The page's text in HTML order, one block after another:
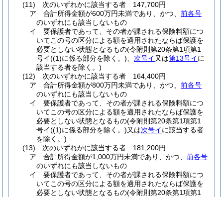
(11)
次のいずれかに該当する者 147,700円
ア
合計所得金額が600万円未満であり、かつ、 前各号
のいずれにも該当しないもの
イ
要保護者であって、その者が課される保険料額につ
いてこの号の区分による額を適用されたならば保護を
必要としない状態となるもの(令附則第20条第1項第1
号イ((1)に係る部分を除く。) 次号イ 又は第13号イに
該当する者を除く。)
(12)
次のいずれかに該当する者 164,400円
ア
合計所得金額が800万円未満であり、かつ、 前各号
のいずれにも該当しないもの
イ
要保護者であって、その者が課される保険料額につ
いてこの号の区分による額を適用されたならば保護を
必要としない状態となるもの(令附則第20条第1項第1
号イ((1)に係る部分を除く。)又は次号イに該当する者
を除く。)
(13)
次のいずれかに該当する者 181,200円
ア
合計所得金額が1,000万円未満であり、かつ、 前各号
のいずれにも該当しないもの
イ
要保護者であって、その者が課される保険料額につ
いてこの号の区分による額を適用されたならば保護を
必要としない状態となるもの(令附則第20条第1項第1